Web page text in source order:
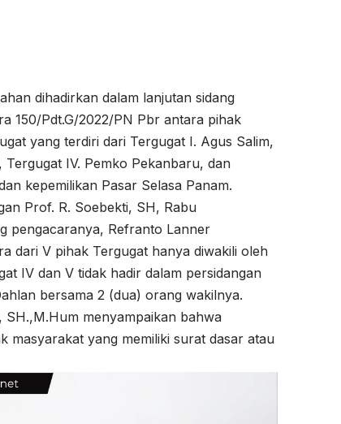
dihadirkan dalam lanjutan sidang
150/Pdt.G/2022/PN Pbr antara pihak
yang terdiri dari Tergugat I. Agus Salim,
IV. Pemko Pekanbaru, dan
kepemilikan Pasar Selasa Panam.
Prof. R. Soebekti, SH, Rabu
pengacaranya, Refranto Lanner
dari V pihak Tergugat hanya diwakili oleh
IV dan V tidak hadir dalam persidangan
bersama 2 (dua) orang wakilnya.
menyampaikan bahwa
masyarakat yang memiliki surat dasar atau